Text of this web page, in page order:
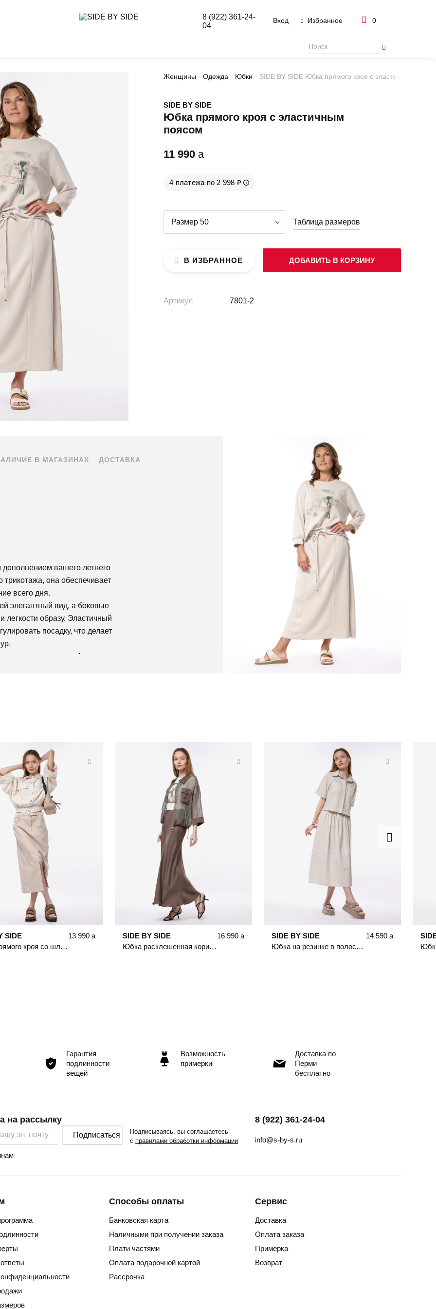
Вход Избранное 0
8 (922) 361-24-
04
Женщины Одежда Юбки SIDE BY SIDE Юбка прямого кроя с эластичным
SIDE BY SIDE
Юбка прямого кроя с эластичным
поясом
11 990 a
4 платежа по 2 998 ₽
Размер 50 Таблица размеров
В ИЗБРАННОЕ ДОБАВИТЬ В КОРЗИНУ
Артикул 7801-2
В МАГАЗИНАХ ДОСТАВКА
вашего летнего
трикотажа, она обеспечивает
всего дня.
элегантный вид, а боковые
легкости образу. Эластичный
посадку, что делает
так и для офисных
SIDE
Юбка прямого кроя со шлицей спереди
13 990 a
SIDE BY SIDE
Юбка расклешенная коричневого цвета
16 990 a
SIDE BY SIDE
Юбка на резинке в полоску бежевого цвета
14 590 a
Гарантия
подлинности
вещей
Возможность
примерки
Доставка по
Перми
бесплатно
8 (922) 361-24-04
info@s-by-s.ru
на рассылку
Подписаться
Подписываясь, вы соглашаетесь
с правилами обработки информации
Способы оплаты
Банковская карта
Наличными при получении заказа
Плати частями
Оплата подарочной картой
Рассрочка
Сервис
Доставка
Оплата заказа
Примерка
Возврат